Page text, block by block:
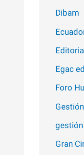
Dibam
Egac
Foro
Gran